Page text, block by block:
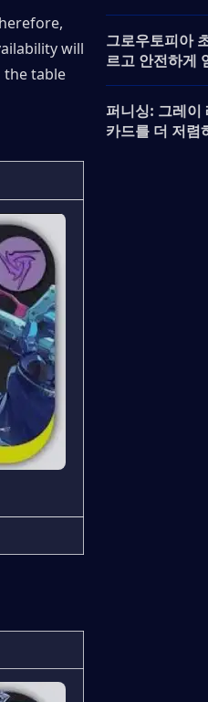
will
the table
매하는 방법
그로우토피아
르고 안전하게
퍼니싱: 그레이
카드를 더 저렴